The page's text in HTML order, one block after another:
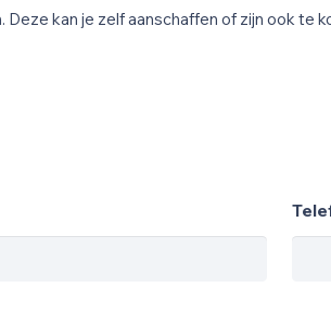
kan je zelf aanschaffen of zijn ook te